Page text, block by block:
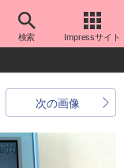
検索 Impressサイト
次の画像